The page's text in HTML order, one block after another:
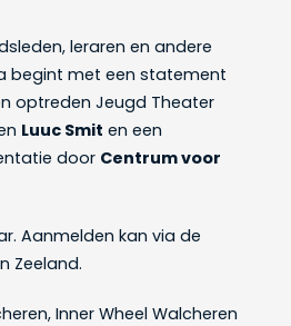
leraren en andere
begint met een statement
optreden Jeugd Theater
Luuc Smit en een
door Centrum voor
Aanmelden kan via de
Zeeland.
Inner Wheel Walcheren